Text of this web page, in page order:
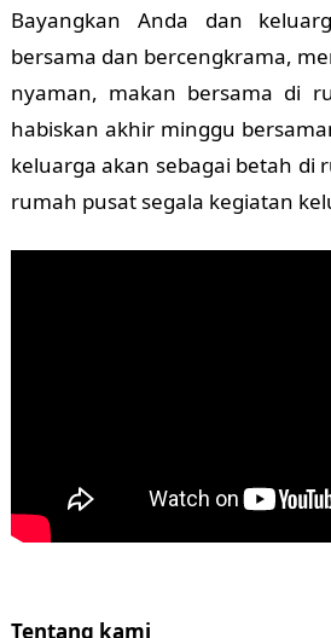
Bayangkan Anda dan
bersama dan bercengkrama,
nyaman, makan bersama di
habiskan akhir minggu
keluarga akan sebagai betah di
rumah pusat segala kegiatan
Tentang kami